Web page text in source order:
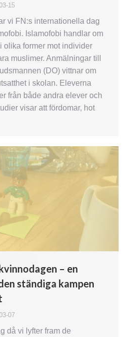
15
vi FN:s internationella dag
Islamofobi handlar om
olika former mot individer
muslimer. Anmälningar till
(DO) vittnar om
i skolan. Eleverna
från både andra elever och
visar att fördomar, hot
– en
ständiga kampen
07
då vi lyfter fram de